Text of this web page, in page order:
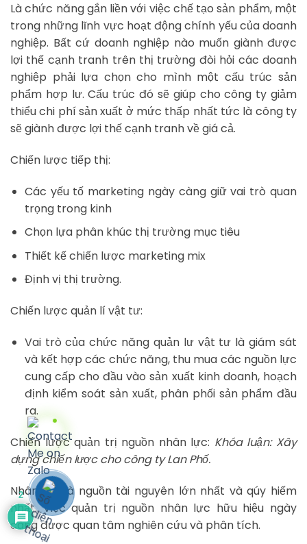
Là chức năng gắn liền với việc chế tạo sản phẩm, một
trong những lĩnh vực hoạt động chính yếu của doanh
nghiệp. Bất cứ doanh nghiệp nào muốn giành được
lợi thế cạnh tranh trên thị trường đòi hỏi các doanh
nghiệp phải lựa chọn cho mình một cấu trúc sản
phẩm hợp lư. Cấu trúc đó sẽ giúp cho công ty giảm
thiểu chi phí sản xuất ở mức thấp nhất tức là công ty
sẽ giành được lợi thế cạnh tranh về giá cả.
Chiến lược tiếp thị:
Các yếu tố marketing ngày càng giữ vai trò quan
trọng trong kinh
Chọn lựa phân khúc thị trường mục tiêu
Thiết kế chiến lược marketing mix
Định vị thị trường.
Chiến lược quản lí vật tư:
Vai trò của chức năng quản lư vật tư là giám sát
và kết hợp các chức năng, thu mua các nguồn lực
cung cấp cho đầu vào sản xuất kinh doanh, hoạch
định kiểm soát sản xuất, phân phối sản phẩm đầu
ra.
Chiến lược quản trị nguồn nhân lực: Khóa luận: Xây
dựng chiến lược cho công ty Lan Phố.
Nhân lực là nguồn tài nguyên lớn nhất và qúy hiếm
nhất. Việc quản trị nguồn nhân lực hữu hiệu ngày
càng được quan tâm nghiên cứu và phân tích.
2